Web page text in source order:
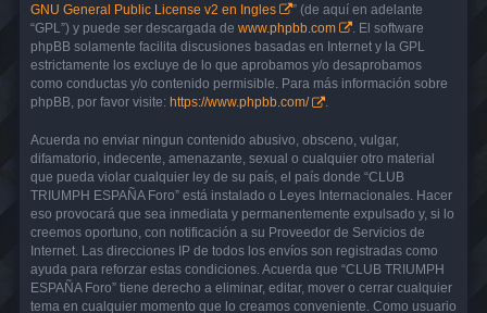
GNU General Public License v2 en Ingles
” (de aquí en adelante
“GPL”) y puede ser descargada de www.phpbb.com
. El software
phpBB solamente facilita discusiones basadas en Internet y la GPL
estrictamente los excluye de lo que aprobamos y/o desaprobamos
como conductas y/o contenido permisible. Para más información sobre
phpBB, por favor visite: https://www.phpbb.com/ .
Acuerda no enviar ningun contenido abusivo, obsceno, vulgar,
difamatorio, indecente, amenazante, sexual o cualquier otro material
que pueda violar cualquier ley de su país, el país donde “CLUB
TRIUMPH ESPAÑA Foro” está instalado o Leyes Internacionales. Hacer
eso provocará que sea inmediata y permanentemente expulsado y, si lo
creemos oportuno, con notificación a su Proveedor de Servicios de
Internet. Las direcciones IP de todos los envíos son registradas como
ayuda para reforzar estas condiciones. Acuerda que “CLUB TRIUMPH
ESPAÑA Foro” tiene derecho a eliminar, editar, mover o cerrar cualquier
tema en cualquier momento que lo creamos conveniente. Como usuario